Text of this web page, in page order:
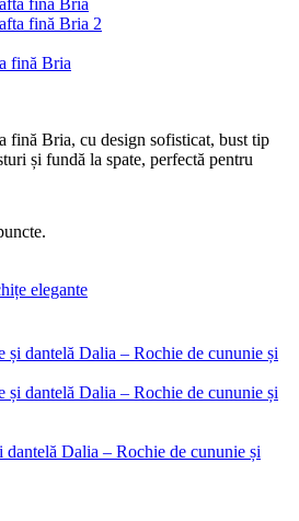
fină Bria
fină Bria, cu design sofisticat, bust tip
și fundă la spate, perfectă pentru
elegante
Dalia – Rochie de cununie și